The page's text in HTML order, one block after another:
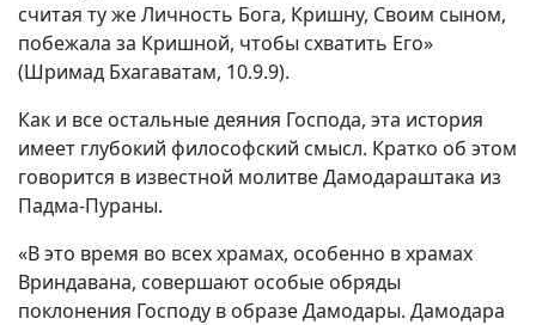
считая ту же Личность Бога, Кришну, Своим сыном,
побежала за Кришной, чтобы схватить Его»
(Шримад Бхагаватам, 10.9.9).
Как и все остальные деяния Господа, эта история
имеет глубокий философский смысл. Кратко об этом
говорится в известной молитве Дамодараштака из
Падма-Пураны.
«В это время во всех храмах, особенно в храмах
Вриндавана, совершают особые обряды
поклонения Господу в образе Дамодары. Дамодара